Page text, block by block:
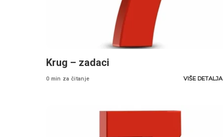
Krug – zadaci
0 min za čitanje VIŠE DETALJA